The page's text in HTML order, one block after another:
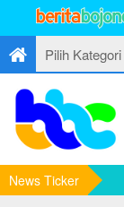
News Ticker